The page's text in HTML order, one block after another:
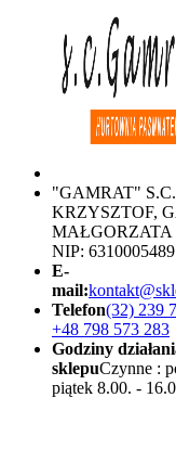
"GAMRAT"
KRZYSZTOF,
MAŁGORZATA
NIP: 6310005489
E-
mail:
Telefon(32) 239
+48 798 573 283
Godziny
sklepuCzynne :
piątek 8.00. -